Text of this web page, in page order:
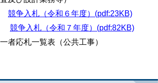
競争入札（令和６年度）(pdf:23KB)
競争入札（令和７年度）(pdf:82KB)
一者応札一覧表（公共工事）